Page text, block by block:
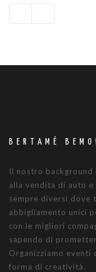
BERTAMÉ
Il nostro background
alla vendita di auto
sempre diversi dove
abbigliamento unici
con le migliori
sapendo di
Organizziamo eventi
forma di creatività.